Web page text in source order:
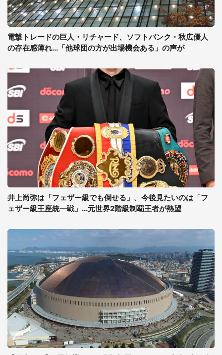
電撃トレードの巨人・リチャード、ソフトバンク・秋広優人
の存在感薄れ...「他球団の方が出場機会ある」の声が
井上尚弥は「フェザー級でも倒せる」、今後見たいのは「フ
ェザー級王座統一戦」...元世界2階級制覇王者が熱望